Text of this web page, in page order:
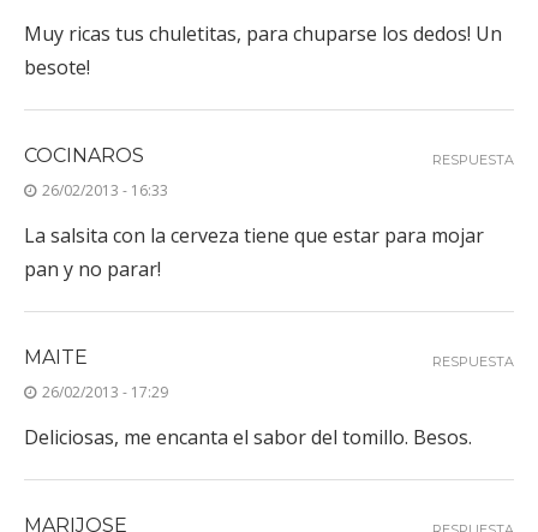
Muy ricas tus chuletitas, para chuparse los dedos! Un
besote!
COCINAROS
26/02/2013 - 16:33
La salsita con la cerveza tiene que estar para mojar
pan y no parar!
RESPUESTA
MAITE
26/02/2013 - 17:29
Deliciosas, me encanta el sabor del tomillo. Besos.
RESPUESTA
MARIJOSE